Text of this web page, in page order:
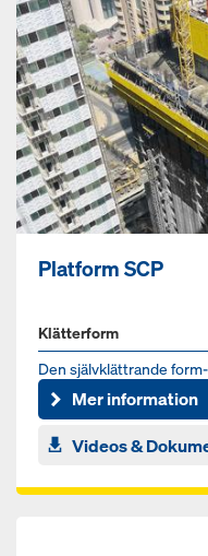
Platform SCP
Klätterform
Den självklättrande
höghuskärnor
Mer information
Videos &